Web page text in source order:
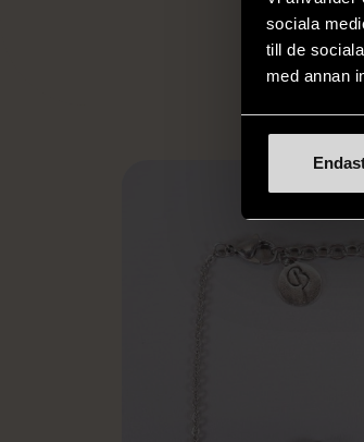
sociala
till de
med annan